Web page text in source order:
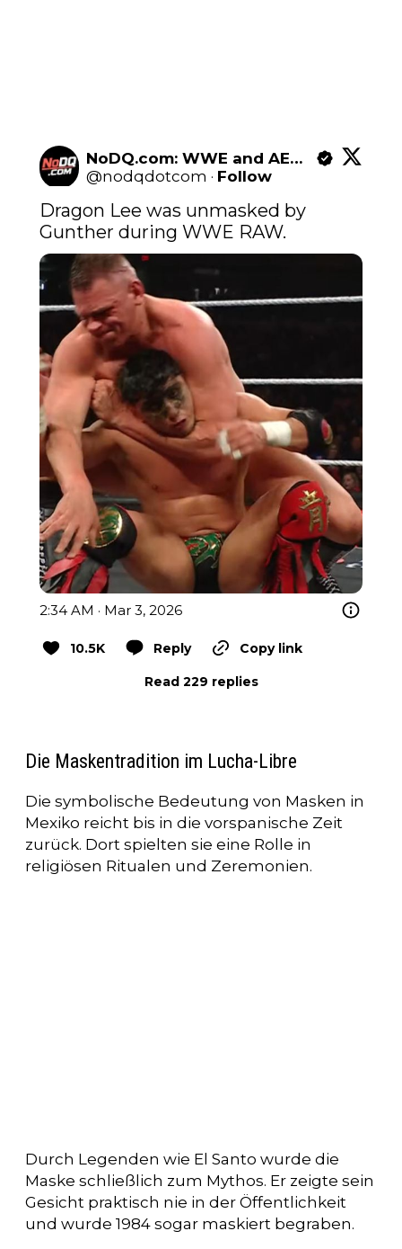
NoDQ.com: WWE and AEW news
@nodqdotcom · Follow
Dragon Lee was unmasked by
Gunther during WWE RAW.
2:34 AM · Mar 3, 2026
10.5K Reply Copy link
Read 229 replies
Die Maskentradition im Lucha-Libre
Die symbolische Bedeutung von Masken in
Mexiko reicht bis in die vorspanische Zeit
zurück. Dort spielten sie eine Rolle in
religiösen Ritualen und Zeremonien.
Durch Legenden wie El Santo wurde die
Maske schließlich zum Mythos. Er zeigte sein
Gesicht praktisch nie in der Öffentlichkeit
und wurde 1984 sogar maskiert begraben.